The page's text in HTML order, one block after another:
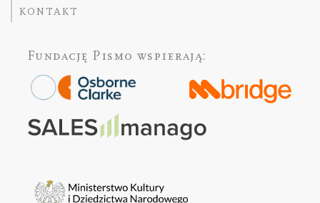
KONTAKT
Fundację Pismo wspierają: